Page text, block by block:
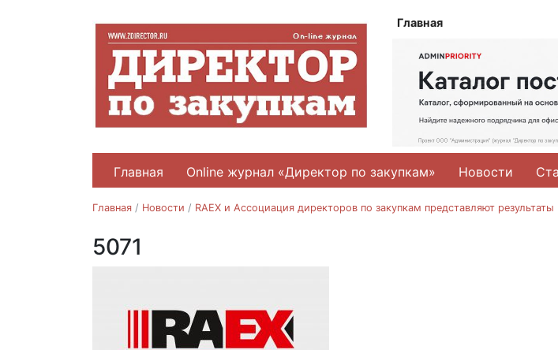
Главная
Главная Online журнал «Директор по закупкам» Новости
Главная / Новости / RAEX и Ассоциация директоров по закупкам представляют
5071